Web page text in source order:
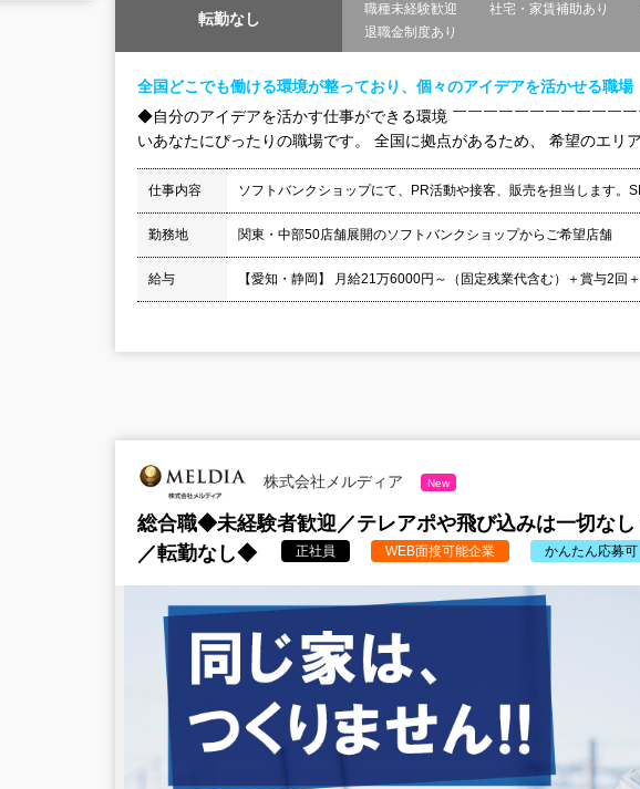
転勤なし
職種未経験歓迎 社宅・家賃補助あり
退職金制度あり
全国どこでも働ける環境が整っており、個々のアイデアを活かせる職場
◆自分のアイデアを活かす仕事ができる環境 ￣￣￣￣￣￣￣￣￣￣￣
いあなたにぴったりの職場です。 全国に拠点があるため、 希望のエリ
仕事内容 ソフトバンクショップにて、PR活動や接客、販売を担当します。
勤務地 関東・中部50店舗展開のソフトバンクショップからご希望店舗
給与 【愛知・静岡】 月給21万6000円～（固定残業代含む）＋賞与2回
株式会社メルディア New
総合職◆未経験者歓迎／テレアポや飛び込みは一切な
／転勤なし◆
正社員 WEB面接可能企業 かんたん応募可